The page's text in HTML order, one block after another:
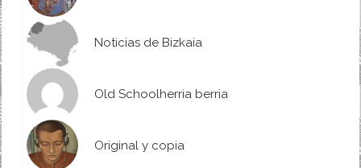
Noticias de Bizkaia
Old Schoolherria berria
Original y copia